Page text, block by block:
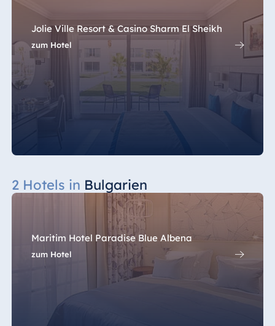
El Sheikh
Albanien
Hotel Plaza
Tirana
Blue Albena
Hotel Amelia
Jolie Ville Resort & Casino Sharm El Sheikh
zum Hotel
2 Hotels in Bulgarien
Maritim Hotel Paradise Blue Albena
zum Hotel